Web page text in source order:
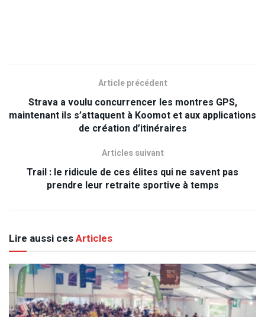
Article précédent
Strava a voulu concurrencer les montres GPS,
maintenant ils s’attaquent à Koomot et aux applications
de création d’itinéraires
Articles suivant
Trail : le ridicule de ces élites qui ne savent pas
prendre leur retraite sportive à temps
Lire aussi cesArticles